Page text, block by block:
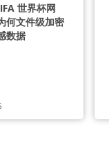
世界杯网
何文件级加密
数据